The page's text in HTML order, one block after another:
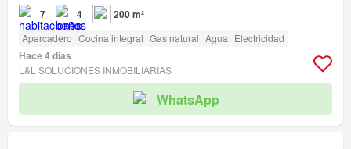
7 4 200 m²
Aparcadero Cocina integral Gas natural Agua Electricidad
Hace 4 días
L&L SOLUCIONES INMOBILIARIAS
WhatsApp